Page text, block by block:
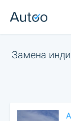
Замена